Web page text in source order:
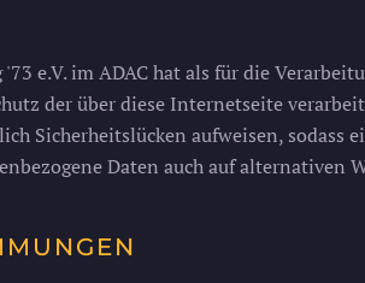
e.V. im ADAC hat als für die
der über diese Internetseite
Sicherheitslücken aufweisen,
Daten auch auf alternativen